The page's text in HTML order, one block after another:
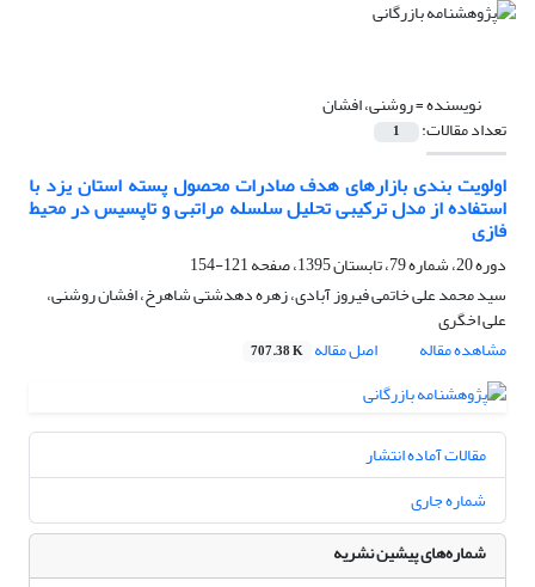
نویسنده =روشنی، افشان
تعداد مقالات: 1
اولویت بندی بازارهای هدف صادرات محصول پسته استان یزد با
استفاده از مدل ترکیبی تحلیل سلسله مراتبی و تاپسیس در محیط
فازی
دوره 20، شماره 79، تابستان 1395، صفحه
121-154
سید محمد علی خاتمی فیروز آبادی، زهره دهدشتی شاهرخ، افشان روشنی،
علی اخگری
مشاهده مقاله
اصل مقاله 707.38 K
مقالات آماده انتشار
شماره جاری
شماره‌های پیشین نشریه